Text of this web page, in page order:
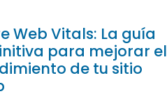
Web Vitals: La guía
para mejorar el
de tu sitio